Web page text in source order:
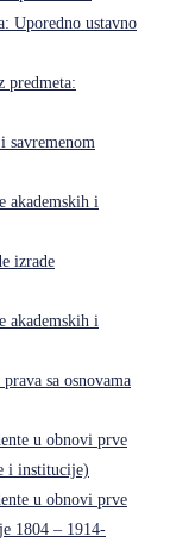
Uporedno ustavno
savremenom
akademskih i
izrade
akademskih i
sa osnovama
u obnovi prve
i institucije)
u obnovi prve
1804 – 1914-